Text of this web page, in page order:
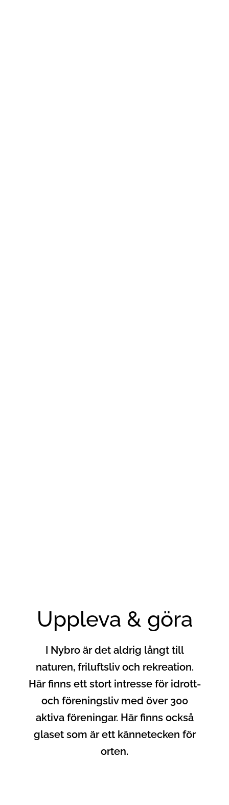
Uppleva & göra
I Nybro är det aldrig långt till
naturen, friluftsliv och rekreation.
Här finns ett stort intresse för idrott-
och föreningsliv med över 300
aktiva föreningar. Här finns också
glaset som är ett kännetecken för
orten.